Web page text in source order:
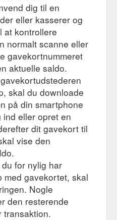
dig til en
eller kasserer og
at kontrollere
normalt scanne eller
gavekortnummeret
aktuelle saldo.
skal du downloade
på din smartphone
eller opret en
dit gavekort til
vise den
for nylig har
med gavekortet, skal
Nogle
den resterende
transaktion.